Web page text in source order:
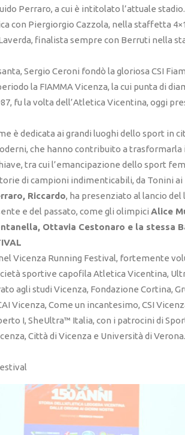
Perraro, a cui è intitolato l’attuale
con Piergiorgio Cazzola, nella staffetta
finalista sempre con Berruti nella
Sergio Ceroni fondò la gloriosa CSI
la FIAMMA Vicenza, la cui punta di
fu la volta dell’Atletica Vicentina, oggi
è dedicata ai grandi luoghi dello sport in
che hanno contribuito a trasformarla
tra cui l’emancipazione dello sport
di campioni indimenticabili, da Tonini
Riccardo, ha presenziato al lancio
e del passato, come gli olimpici Alice
Ottavia Cestonaro e la stessa
Vicenza Running Festival, fortemente
sportive capofila Atletica Vicentina,
agli studi Vicenza, Fondazione Cortina,
Vicenza, Come un incantesimo, CSI
I, SheUltra™ Italia, con i patrocini di
Città di Vicenza e Università di Verona.